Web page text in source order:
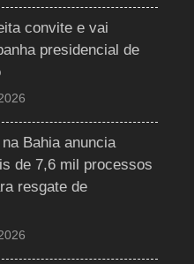
convite e vai
presidencial de
Bahia anuncia
de 7,6 mil processos
resgate de